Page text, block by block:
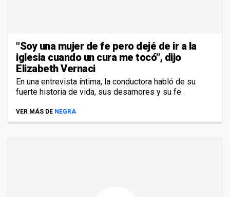
"Soy una mujer de fe pero dejé de ir a la
iglesia cuando un cura me tocó", dijo
Elizabeth Vernaci
En una entrevista íntima, la conductora habló de su
fuerte historia de vida, sus desamores y su fe.
VER MÁS DE NEGRA